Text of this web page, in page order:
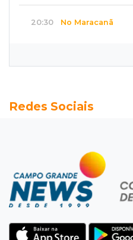
20:30 No Maracanã
Seleções em MS têm
Jardim Itatiaia
Vigia é amarrado
dois caminhões em
Corinthians vence
Redes Sociais